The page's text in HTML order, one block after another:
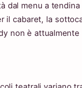
dal menu a
il cabaret, la
non è